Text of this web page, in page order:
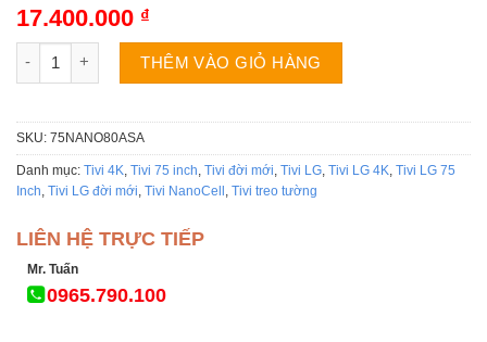
17.400.000 ₫
Tivi LG 75NANO80ASA | 75 inch 4K Nanocell WebOS số lượng
THÊM VÀO GIỎ HÀNG
SKU: 75NANO80ASA
Danh mục: Tivi 4K Tivi 75 inch Tivi đời mới Tivi LG Tivi LG 4K Tivi LG 75
Inch Tivi LG đời mới Tivi NanoCell Tivi treo tường
LIÊN HỆ TRỰC TIẾP
Mr. Tuấn
0965.790.100